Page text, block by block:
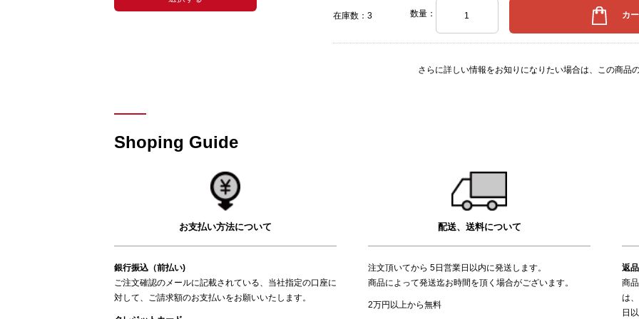
在庫数：3 数量：
さらに詳しい情報をお知りになりたい場合は、 この商品
Shoping Guide
お支払い方法について
銀行振込（前払い)
ご注文確認のメールに記載されている、当社指定の口座に
対して、ご請求額のお支払いをお願いいたします。
配送、送料について
注文頂いてから 5日営業日以内に発送します。
商品によって発送迄お時間を頂く場合がございます。
2万円以上から無料
返
商
は
日